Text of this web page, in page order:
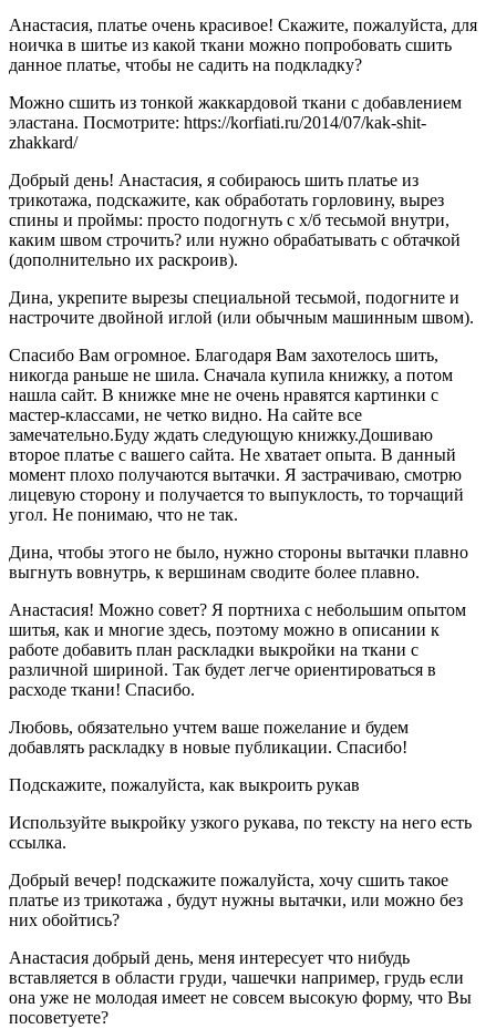
Анастасия, платье очень красивое! Скажите, пожалуйста, для
ноичка в шитье из какой ткани можно попробовать сшить
данное платье, чтобы не садить на подкладку?
Можно сшить из тонкой жаккардовой ткани с добавлением
эластана. Посмотрите: https://korfiati.ru/2014/07/kak-shit-
zhakkard/
Добрый день! Анастасия, я собираюсь шить платье из
трикотажа, подскажите, как обработать горловину, вырез
спины и проймы: просто подогнуть с х/б тесьмой внутри,
каким швом строчить? или нужно обрабатывать с обтачкой
(дополнительно их раскроив).
Дина, укрепите вырезы специальной тесьмой, подогните и
настрочите двойной иглой (или обычным машинным швом).
Спасибо Вам огромное. Благодаря Вам захотелось шить,
никогда раньше не шила. Сначала купила книжку, а потом
нашла сайт. В книжке мне не очень нравятся картинки с
мастер-классами, не четко видно. На сайте все
замечательно.Буду ждать следующую книжку.Дошиваю
второе платье с вашего сайта. Не хватает опыта. В данный
момент плохо получаются вытачки. Я застрачиваю, смотрю
лицевую сторону и получается то выпуклость, то торчащий
угол. Не понимаю, что не так.
Дина, чтобы этого не было, нужно стороны вытачки плавно
выгнуть вовнутрь, к вершинам сводите более плавно.
Анастасия! Можно совет? Я портниха с небольшим опытом
шитья, как и многие здесь, поэтому можно в описании к
работе добавить план раскладки выкройки на ткани с
различной шириной. Так будет легче ориентироваться в
расходе ткани! Спасибо.
Любовь, обязательно учтем ваше пожелание и будем
добавлять раскладку в новые публикации. Спасибо!
Подскажите, пожалуйста, как выкроить рукав
Используйте выкройку узкого рукава, по тексту на него есть
ссылка.
Добрый вечер! подскажите пожалуйста, хочу сшить такое
платье из трикотажа , будут нужны вытачки, или можно без
них обойтись?
Анастасия добрый день, меня интересует что нибудь
вставляется в области груди, чашечки например, грудь если
она уже не молодая имеет не совсем высокую форму, что Вы
посоветуете?